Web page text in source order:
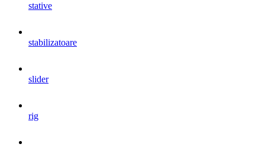
stative
stabilizatoare
slider
rig